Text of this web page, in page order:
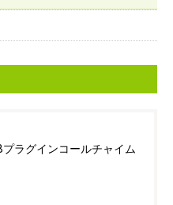
プラグインコールチャイム